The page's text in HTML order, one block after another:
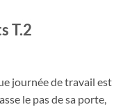
T.2
journée de travail est
le pas de sa porte,